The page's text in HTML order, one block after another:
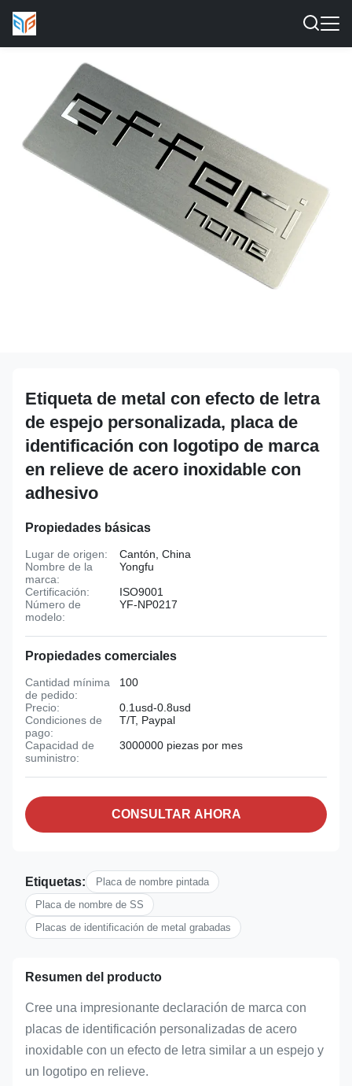
Etiqueta de metal con efecto de letra
de espejo personalizada, placa de
identificación con logotipo de marca
en relieve de acero inoxidable con
adhesivo
Propiedades básicas
Lugar de origen:
Cantón, China
Nombre de la
marca:
Yongfu
Certificación:
ISO9001
Número de
modelo:
YF-NP0217
Propiedades comerciales
Cantidad mínima
de pedido:
100
Precio:
0.1usd-0.8usd
Condiciones de
pago:
T/T, Paypal
Capacidad de
suministro:
3000000 piezas por mes
CONSULTAR AHORA
Etiquetas:
Placa de nombre pintada
Placa de nombre de SS
Placas de identificación de metal grabadas
Resumen del producto
Cree una impresionante declaración de marca con
placas de identificación personalizadas de acero
inoxidable con un efecto de letra similar a un espejo y
un logotipo en relieve.